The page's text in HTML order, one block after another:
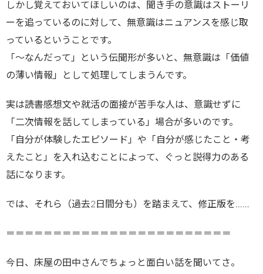
しかし覚えておいてほしいのは、聞き手の意識はストーリ
ーを追っているのに対して、無意識はニュアンスを感じ取
っているということです。
「～なんだって」という伝聞形が多いと、無意識は「価値
の薄い情報」として処理してしまうんです。
実は読書感想文や就活の面接が苦手な人は、意識せずに
「二次情報を話してしまっている」場合が多いのです。
「自分が体験したエピソード」や「自分が感じたこと・考
えたこと」を入れ込むことによって、ぐっと説得力のある
話になります。
では、それら（過去2日間分も）を踏まえて、修正版を……
＝＝＝＝＝＝＝＝＝＝＝＝＝＝＝＝＝＝＝＝＝＝＝＝
今日、床屋の田中さんでちょっと面白い話を聞いてさ。